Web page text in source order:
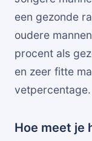
een gezonde
oudere
procent als
en zeer fitte
vetpercentage.
Hoe meet je